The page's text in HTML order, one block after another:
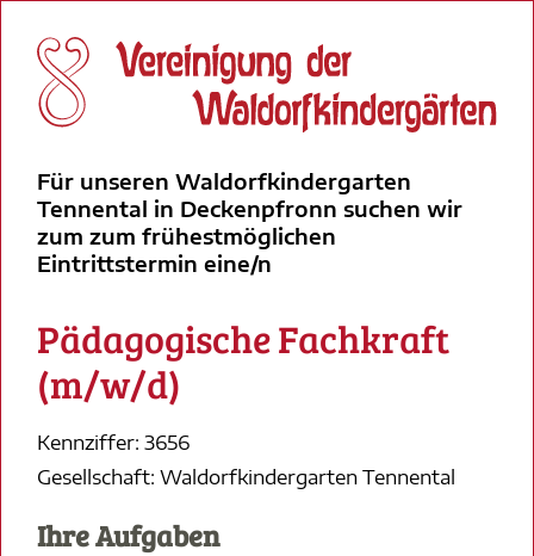
Für unseren Waldorfkindergarten
Tennental in Deckenpfronn suchen wir
zum zum frühestmöglichen
Eintrittstermin eine/n
Pädagogische Fachkraft
(m/w/d)
Kennziffer: 3656
Gesellschaft: Waldorfkindergarten Tennental
Ihre Aufgaben